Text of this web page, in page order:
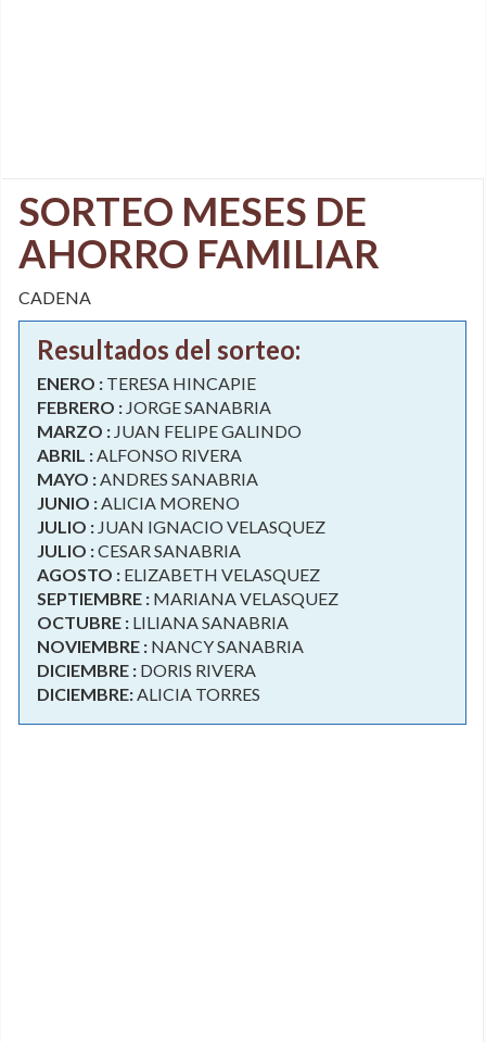
SORTEO MESES DE
AHORRO FAMILIAR
CADENA
Resultados del sorteo:
ENERO : TERESA HINCAPIE
FEBRERO : JORGE SANABRIA
MARZO : JUAN FELIPE GALINDO
ABRIL :ALFONSO RIVERA
MAYO :ANDRES SANABRIA
JUNIO :ALICIA MORENO
JULIO : JUAN IGNACIO VELASQUEZ
JULIO :CESAR SANABRIA
AGOSTO : ELIZABETH VELASQUEZ
SEPTIEMBRE : MARIANA VELASQUEZ
OCTUBRE : LILIANA SANABRIA
NOVIEMBRE : NANCY SANABRIA
DICIEMBRE : DORIS RIVERA
DICIEMBRE:ALICIA TORRES